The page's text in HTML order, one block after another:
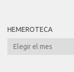
HEMEROTECA
Hemeroteca